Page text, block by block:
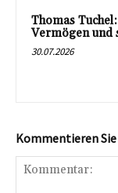
Thomas
Vermögen und
30.07.2026
Kommentieren